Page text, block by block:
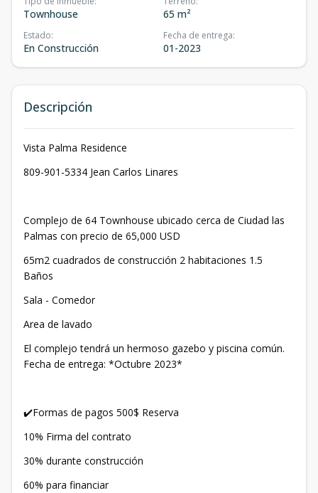
Townhouse 65 m²
Estado:
En Construcción
Fecha de entrega:
01-2023
Descripción
Vista Palma Residence
809-901-5334 Jean Carlos Linares
Complejo de 64 Townhouse ubicado cerca de Ciudad las
Palmas con precio de 65,000 USD
65m2 cuadrados de construcción 2 habitaciones 1.5
Baños
Sala - Comedor
Area de lavado
El complejo tendrá un hermoso gazebo y piscina común.
Fecha de entrega: *Octubre 2023*
✔️Formas de pagos 500$ Reserva
10% Firma del contrato
30% durante construcción
60% para financiar